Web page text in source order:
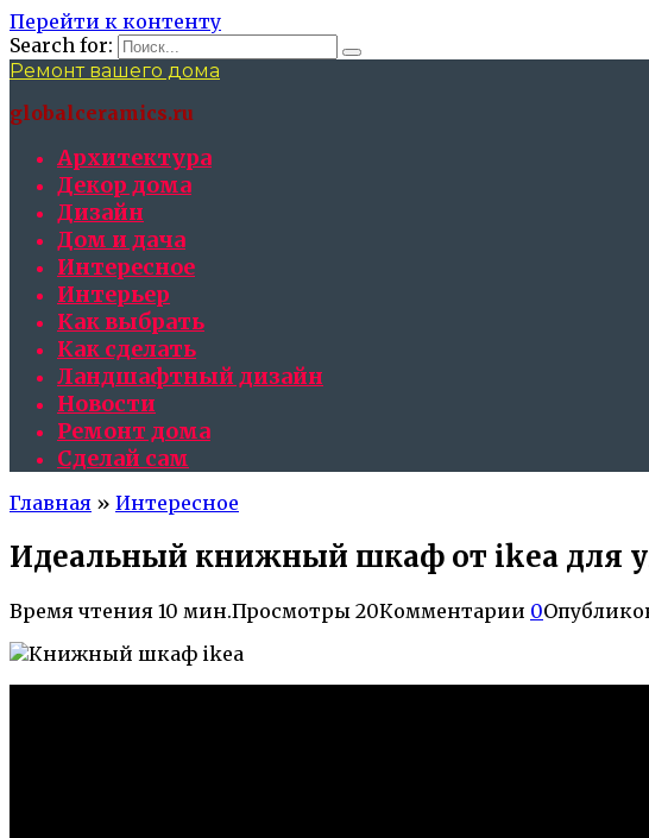
Перейти к контенту
Search for:
Ремонт вашего дома
globalceramics.ru
Архитектура
Декор дома
Дизайн
Дом и дача
Интересное
Интерьер
Как выбрать
Как сделать
Ландшафтный дизайн
Новости
Ремонт дома
Сделай сам
Главная » Интересное
Идеальный книжный шкаф от ikea для
Время чтения 10 мин.Просмотры 20Комментарии 0